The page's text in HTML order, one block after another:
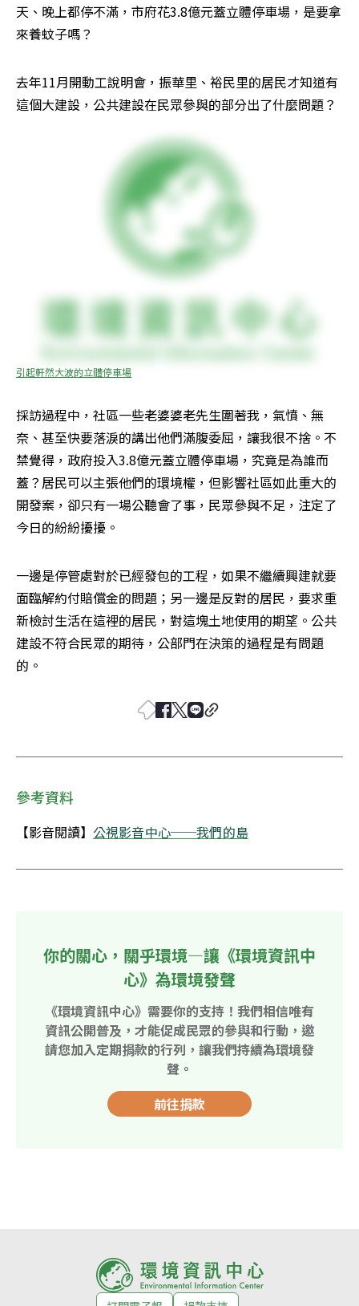
天、晚上都停不滿，市府花3.8億元蓋立體停車場，是要拿
來養蚊子嗎？
去年11月開動工說明會，振華里、裕民里的居民才知道有
這個大建設，公共建設在民眾參與的部分出了什麼問題？
引起軒然大波的立體停車場
採訪過程中，社區一些老婆婆老先生圍著我，氣憤、無
奈、甚至快要落淚的講出他們滿腹委屈，讓我很不捨。不
禁覺得，政府投入3.8億元蓋立體停車場，究竟是為誰而
蓋？居民可以主張他們的環境權，但影響社區如此重大的
開發案，卻只有一場公聽會了事，民眾參與不足，注定了
今日的紛紛擾擾。
一邊是停管處對於已經發包的工程，如果不繼續興建就要
面臨解約付賠償金的問題；另一邊是反對的居民，要求重
新檢討生活在這裡的居民，對這塊土地使用的期望。公共
建設不符合民眾的期待，公部門在決策的過程是有問題
的。
參考資料
【影音閱讀】 公視影音中心──我們的島
你的關心，關乎環境—讓《環境資訊中
心》為環境發聲
《環境資訊中心》需要你的支持！我們相信唯有
資訊公開普及，才能促成民眾的參與和行動，邀
請您加入定期捐款的行列，讓我們持續為環境發
聲。
前往捐款